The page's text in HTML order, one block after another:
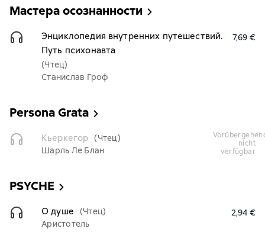
Мастера осознанности
Энциклопедия внутренних путешествий.
Путь психонавта
(Чтец)
Станислав Гроф
7,69 €
Persona Grata
Кьеркегор (Чтец)
Шарль Ле Блан
vorübergehend
nicht
verfügbar
PSYCHE
О душе
(Чтец)
Аристотель
2,94 €